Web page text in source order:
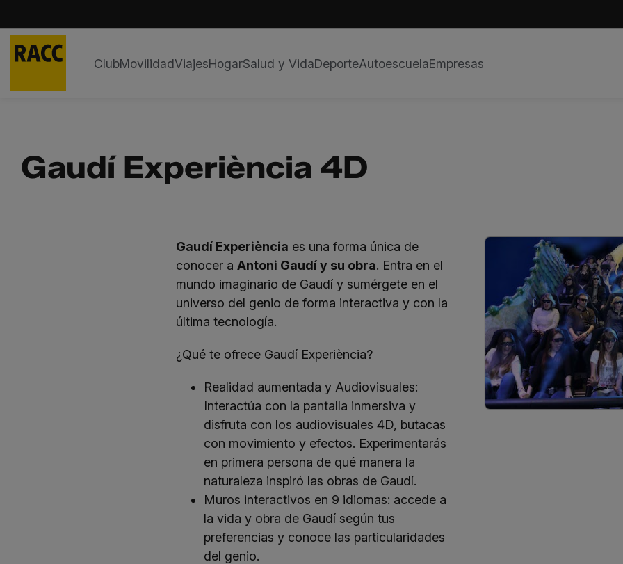
ClubMovilidadViajesHogarSalud y VidaDeporteAutoescuelaEmpresas
Gaudí Experiència 4D
Gaudí Experiència es una forma única de
conocer a Antoni Gaudí y su obra. Entra en el
mundo imaginario de Gaudí y sumérgete en el
universo del genio de forma interactiva y con la
última tecnología.
¿Qué te ofrece Gaudí Experiència?
Realidad aumentada y Audiovisuales:
Interactúa con la pantalla inmersiva y
disfruta con los audiovisuales 4D, butacas
con movimiento y efectos. Experimentarás
en primera persona de qué manera la
naturaleza inspiró las obras de Gaudí.
Muros interactivos en 9 idiomas: accede a
la vida y obra de Gaudí según tus
preferencias y conoce las particularidades
del genio.